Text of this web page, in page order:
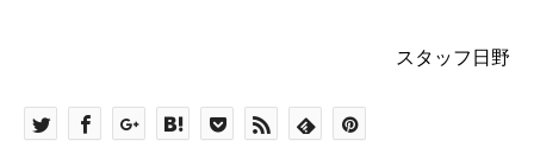
スタッフ日野